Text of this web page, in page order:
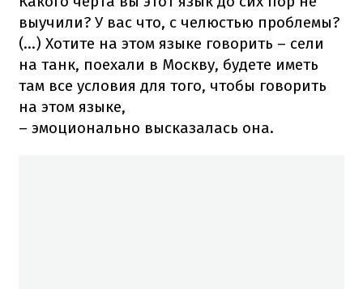
выучили? У вас что, с челюстью проблемы?
(...) Хотите на этом языке говорить – сели
на танк, поехали в Москву, будете иметь
там все условия для того, чтобы говорить
на этом языке,
– эмоционально высказалась она.